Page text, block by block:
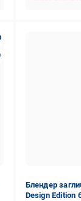
Блендер
Design Edition